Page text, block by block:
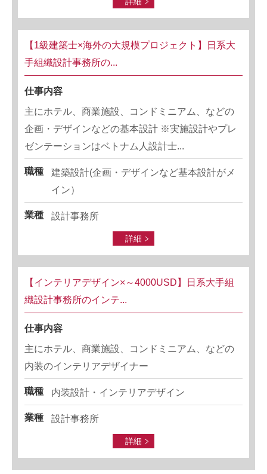
【1級建築士×海外の大規模プロジェクト】日系大
手組織設計事務所の...
仕事内容
主にホテル、商業施設、コンドミニアム、などの
企画・デザインなどの基本設計 ※実施設計やプレ
ゼンテーションはベトナム人設計士...
職種
建築設計(企画・デザインなど基本設計がメ
イン）
業種 設計事務所
詳細
【インテリアデザイン×～4000USD】日系大手組
織設計事務所のインテ...
仕事内容
主にホテル、商業施設、コンドミニアム、などの
内装のインテリアデザイナー
職種 内装設計・インテリアデザイン
業種 設計事務所
詳細